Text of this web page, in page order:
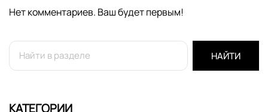
Нет комментариев. Ваш будет первым!
НАЙТИ
КАТЕГОРИИ